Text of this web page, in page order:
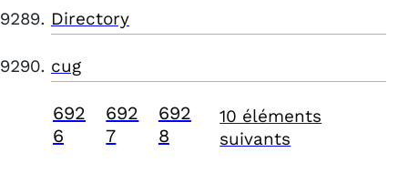
Directory
cug
692
6
692
7
692
8
10 éléments
suivants